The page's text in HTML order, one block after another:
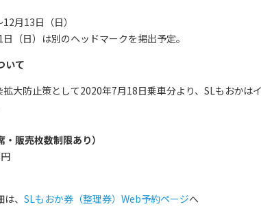
月13日（日）
（日）は別のヘッドマークを掲出予定。
いて
大防止策として2020年7月18日乗車分より、SLもおかは
販売枚数制限あり）
、 SLもおか券（整理券）Web予約ページへ